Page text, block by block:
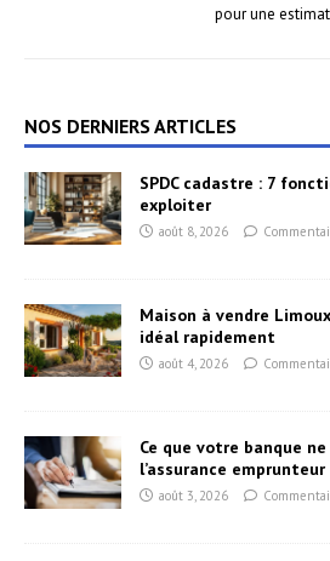
pour une
NOS DERNIERS ARTICLES
SPDC cadastre : 7
exploiter
août 8, 2026
Maison à vendre
idéal rapidement
août 4, 2026
Ce que votre banque
l’assurance emprunteur
août 3, 2026